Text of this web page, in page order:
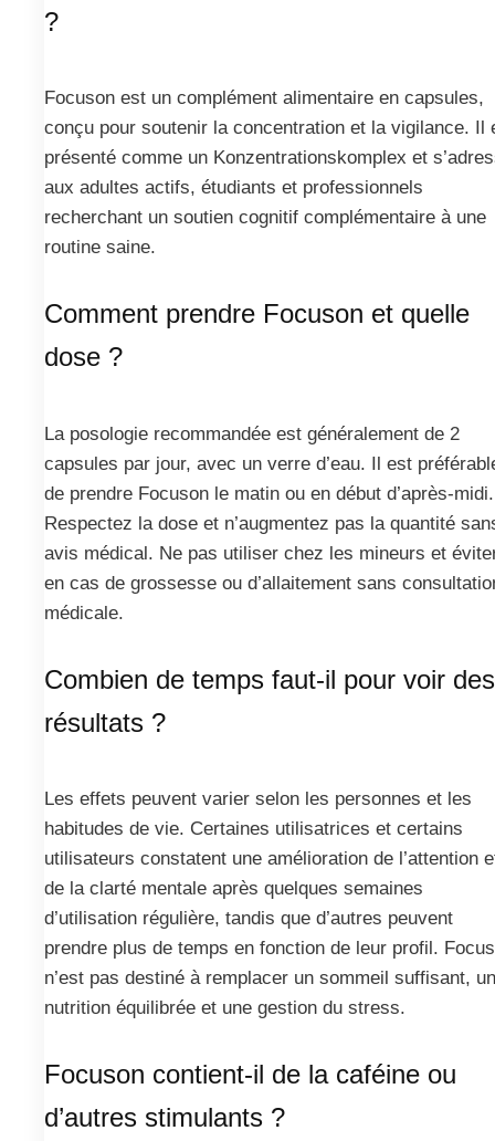
?
Focuson est un complément alimentaire en capsules,
conçu pour soutenir la concentration et la vigilance. Il
présenté comme un Konzentrationskomplex et
aux adultes actifs, étudiants et professionnels
recherchant un soutien cognitif complémentaire à une
routine saine.
Comment prendre Focuson et quelle
dose ?
La posologie recommandée est généralement de 2
capsules par jour, avec un verre d’eau. Il est
de prendre Focuson le matin ou en début d’après-midi.
Respectez la dose et n’augmentez pas la quantité
avis médical. Ne pas utiliser chez les mineurs et
en cas de grossesse ou d’allaitement sans
médicale.
Combien de temps faut-il pour voir des
résultats ?
Les effets peuvent varier selon les personnes et les
habitudes de vie. Certaines utilisatrices et certains
utilisateurs constatent une amélioration de l’attention
de la clarté mentale après quelques semaines
d’utilisation régulière, tandis que d’autres peuvent
prendre plus de temps en fonction de leur profil.
n’est pas destiné à remplacer un sommeil suffisant,
nutrition équilibrée et une gestion du stress.
Focuson contient-il de la caféine ou
d’autres stimulants ?